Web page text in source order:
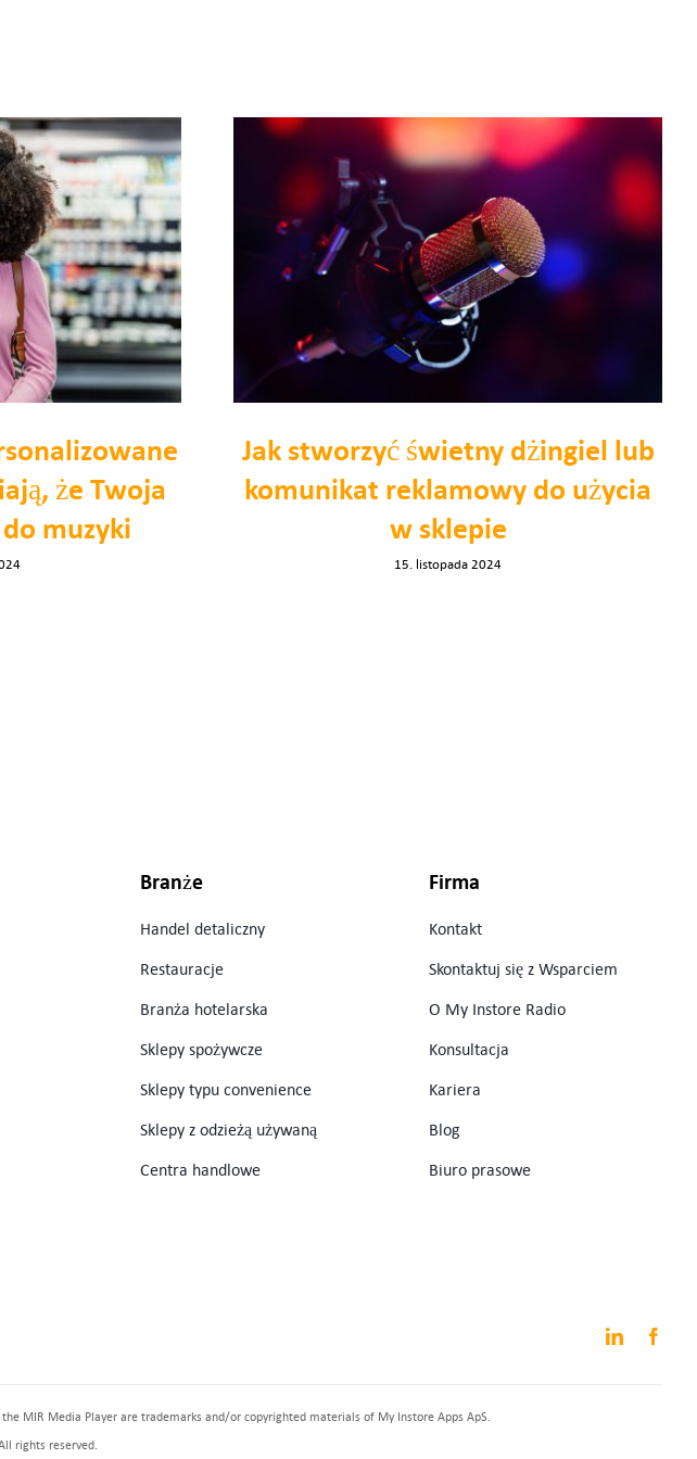
że Twoja
muzyki
Jak stworzyć świetny dżingiel lub
komunikat reklamowy do użycia
w sklepie
15. listopada 2024
Branże
Handel detaliczny
Restauracje
Branża hotelarska
Sklepy spożywcze
Sklepy typu convenience
Sklepy z odzieżą używaną
Centra handlowe
Firma
Kontakt
Skontaktuj się z Wsparciem
O My Instore Radio
Konsultacja
Kariera
Blog
Biuro prasowe
MIR Media Player are trademarks and/or copyrighted materials of My Instore Apps ApS.
rights reserved.